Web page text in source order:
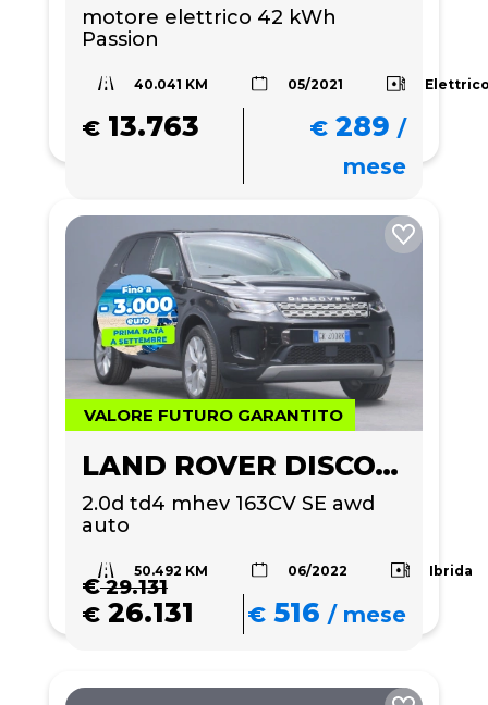
motore elettrico 42 kWh
Passion
40.041 KM 05/2021
€ 13.763 € 289 /
mese
VALORE FUTURO GARANTITO
LAND ROVER DISCOVERY SPORT
2.0d td4 mhev 163CV SE awd
auto
50.492 KM 06/2022 Ibrida
€29.131
€ 26.131 € 516 /mese